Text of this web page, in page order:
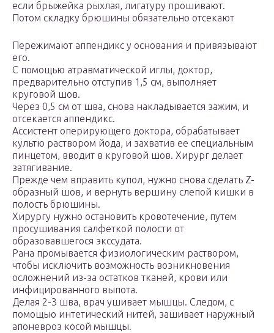
если брыжейка рыхлая, лигатуру прошивают.
Потом складку брюшины обязательно отсекают
Пережимают аппендикс у основания и привязывают
его.
С помощью атравматической иглы, доктор,
предварительно отступив 1,5 см, выполняет
круговой шов.
Через 0,5 см от шва, снова накладывается зажим, и
отсекается аппендикс.
Ассистент оперирующего доктора, обрабатывает
культю раствором йода, и захватив ее специальным
пинцетом, вводит в круговой шов. Хирург делает
затягивание.
Прежде чем вправить купол, нужно снова сделать Z-
образный шов, и вернуть вершину слепой кишки в
полость брюшины.
Хирургу нужно остановить кровотечение, путем
просушивания салфеткой полости от
образовавшегося экссудата.
Рана промывается физиологическим раствором,
чтобы исключить возможность возникновения
осложнений из-за остатков тканей, крови или
инфицированного выпота.
Делая 2-3 шва, врач ушивает мышцы. Следом, с
помощью интетический нитей, зашивает наружный
апоневроз косой мышцы.